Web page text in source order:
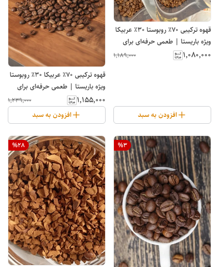
قهوه ترکیبی ۷۰٪ روبوستا ۳۰٪ عربیکا
ویژه باریستا | طعمی حرفه‌ای برای
اسپرسو | پابلوکافی
۱٬۰۸۰٬۰۰۰ ۱٬۱۸۹٬۰۰۰
افزودن به سبد
قهوه ترکیبی ۷۰٪ عربیکا ۳۰٪ روبوستا
ویژه باریستا | طعمی حرفه‌ای برای
اسپرسو | پابلوکافی
۱٬۱۵۵٬۰۰۰ ۱٬۲۳۹٬۰۰۰
افزودن به سبد
%3
%28